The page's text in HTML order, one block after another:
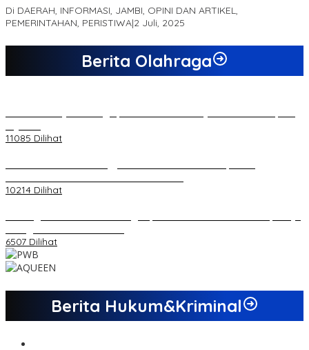
Di DAERAH, INFORMASI, JAMBI, OPINI DAN ARTIKEL,
PEMERINTAHAN, PERISTIWA|2 Juli, 2025
Berita Olahraga
11085 Dilihat
10214 Dilihat
6507 Dilihat
Berita Hukum&Kriminal